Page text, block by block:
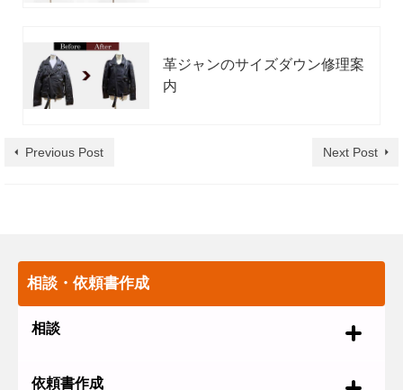
革ジャンのサイズダウン修理案
内
Previous Post Next Post
相談・依頼書作成
相談
依頼書作成